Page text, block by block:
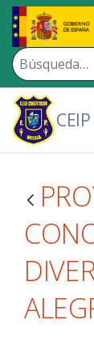
Saltar al